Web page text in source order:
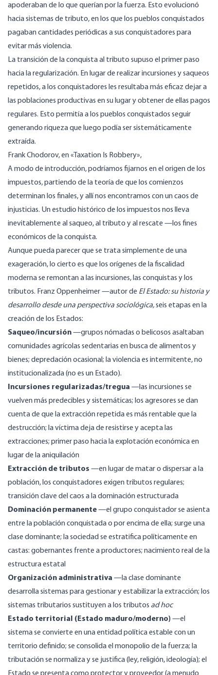
apoderaban de lo que querían por la fuerza. Esto evolucionó
hacia sistemas de tributo, en los que los pueblos conquistados
pagaban cantidades periódicas a sus conquistadores para
evitar más violencia.
La transición de la conquista al tributo supuso el primer paso
hacia la regularización. En lugar de realizar incursiones y saqueos
repetidos, a los conquistadores les resultaba más eficaz dejar a
las poblaciones productivas en su lugar y obtener de ellas pagos
regulares. Esto permitía a los pueblos conquistados seguir
generando riqueza que luego podía ser sistemáticamente
extraída.
Frank Chodorov, en «Taxation Is Robbery»,
A modo de introducción, podríamos fijarnos en el origen de los
impuestos, partiendo de la teoría de que los comienzos
determinan los finales, y allí nos encontramos con un caos de
injusticias. Un estudio histórico de los impuestos nos lleva
inevitablemente al saqueo, al tributo y al rescate —los fines
económicos de la conquista.
Aunque pueda parecer que se trata simplemente de una
exageración, lo cierto es que los orígenes de la fiscalidad
moderna se remontan a las incursiones, las conquistas y los
tributos. Franz Oppenheimer —autor de El Estado: su historia y
desarrollo desde una perspectiva sociológica,seis etapas en la
creación de los Estados:
Saqueo/incursión—grupos nómadas o belicosos asaltaban
comunidades agrícolas sedentarias en busca de alimentos y
bienes; depredación ocasional; la violencia es intermitente, no
institucionalizada (no es un Estado).
Incursiones regularizadas/tregua —las incursiones se
vuelven más predecibles y sistemáticas; los agresores se dan
cuenta de que la extracción repetida es más rentable que la
destrucción; la víctima deja de resistirse y acepta las
extracciones; primer paso hacia la explotación económica en
lugar de la aniquilación
Extracción de tributos —en lugar de matar o dispersar a la
población, los conquistadores exigen tributos regulares;
transición clave del caos a la dominación estructurada
Dominación permanente—el grupo conquistador se asienta
entre la población conquistada o por encima de ella; surge una
clase dominante; la sociedad se estratifica políticamente en
castas: gobernantes frente a productores; nacimiento real de la
estructura estatal
Organización administrativa —la clase dominante
desarrolla sistemas para gestionar y estabilizar la extracción; los
sistemas tributarios sustituyen a los tributos ad hoc
Estado territorial (Estado maduro/moderno) —el
sistema se convierte en una entidad política estable con un
territorio definido; se consolida el monopolio de la fuerza; la
tributación se normaliza y se justifica (ley, religión, ideología); el